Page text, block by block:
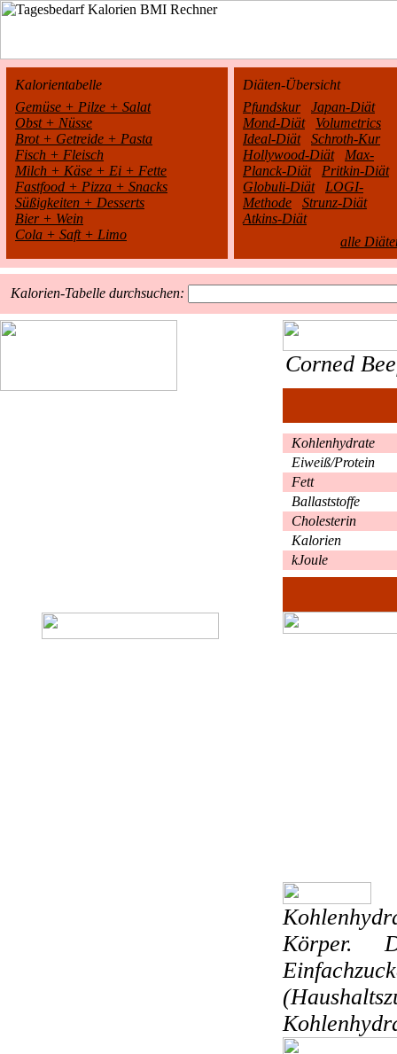
Kalorientabelle
Gemüse + Pilze + Salat
Obst + Nüsse
Brot + Getreide + Pasta
Fisch + Fleisch
Milch + Käse + Ei + Fette
Fastfood + Pizza + Snacks
Süßigkeiten + Desserts
Bier + Wein
Cola + Saft + Limo
Diäten-Übersicht
Pfundskur
Japan-Diät
Mond-Diät
Volumetrics
Ideal-Diät
Schroth-Kur
Hollywood-Diät
Max-
Planck-Diät
Pritkin-Diät
Globuli-Diät
LOGI-
Methode
Strunz-Diät
Atkins-Diät
alle
Kalorien-Tabelle durchsuchen:
Corned
Kohlenhydrate
Eiweiß/Protein
Fett
Ballaststoffe
Cholesterin
Kalorien
kJoule
Körper.